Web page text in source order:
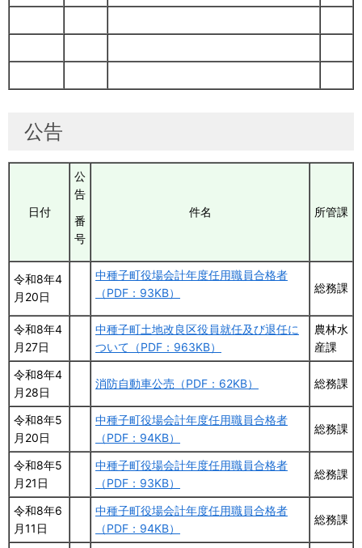
公告
日付
公
告
番
号
件名 所管課
令和8年4
月20日
中種子町役場会計年度任用職員合格者
（PDF：93KB）
総務課
令和8年4
月27日
中種子町土地改良区役員就任及び退任に
ついて（PDF：963KB）
農林水
産課
令和8年4
月28日
消防自動車公売（PDF：62KB） 総務課
令和8年5
月20日
中種子町役場会計年度任用職員合格者
（PDF：94KB）
総務課
令和8年5
月21日
中種子町役場会計年度任用職員合格者
（PDF：93KB）
総務課
令和8年6
月11日
中種子町役場会計年度任用職員合格者
（PDF：94KB）
総務課